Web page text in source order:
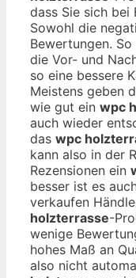
dass Sie sich bei
Sowohl die
Bewertungen.
die Vor- und
so eine bessere
Meistens geben
wie gut ein wpc
auch wieder
das wpc
kann also in der
Rezensionen ein
besser ist es
verkaufen
holzterrasse-
wenige
hohes Maß an
also nicht